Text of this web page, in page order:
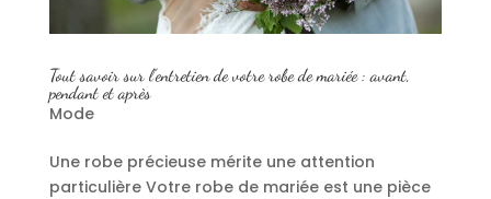
Tout savoir sur l’entretien de votre robe de mariée : avant,
pendant et après
Mode
Une robe précieuse mérite une attention
particulière Votre robe de mariée est une pièce